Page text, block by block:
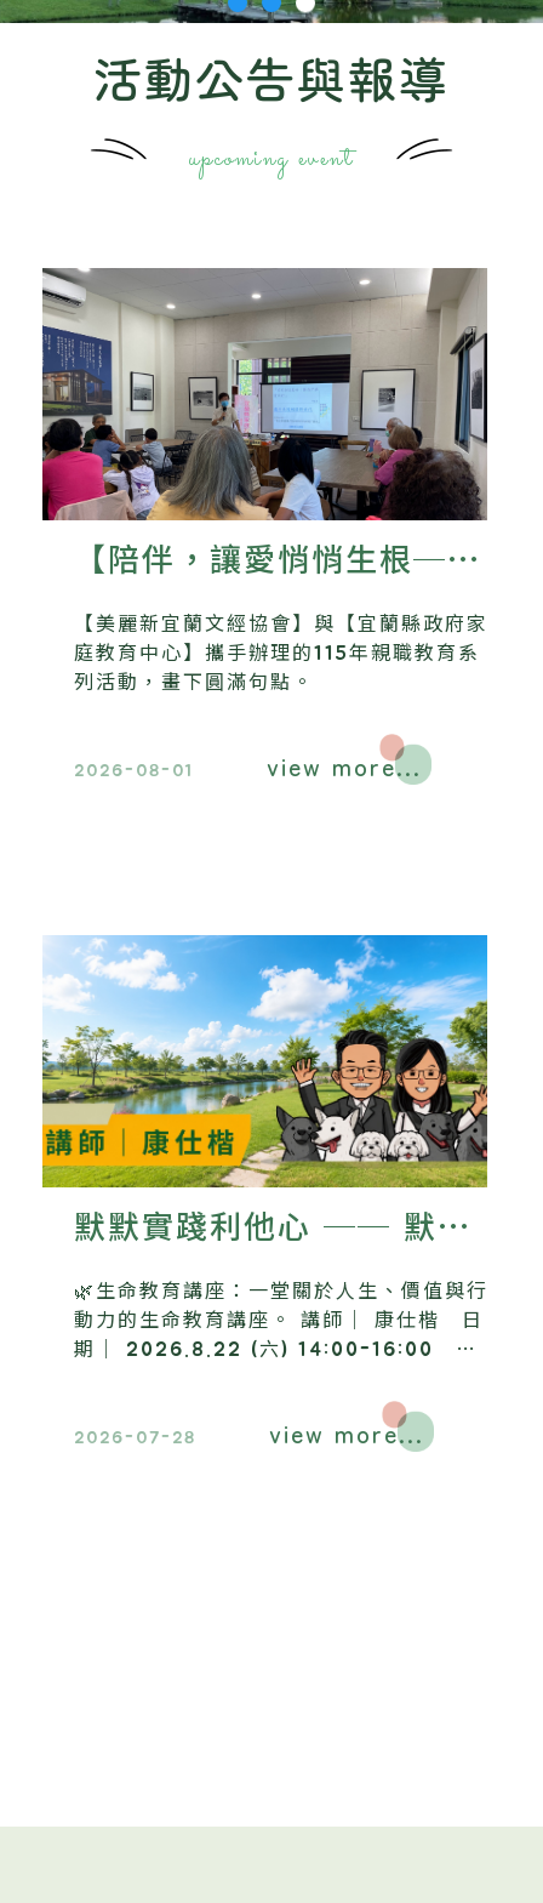
活動公告與報導
upcoming event
【陪伴，讓愛悄悄生根──
美麗新宜蘭文經協會115年
親職教育系列活動圓滿落
【美麗新宜蘭文經協會】與【宜蘭縣政府家
庭教育中心】攜手辦理的115年親職教育系
列活動，畫下圓滿句點。
2026-08-01 view more...
默默實踐利他心 ── 默默
書店與流浪動物的故事
🌿生命教育講座：一堂關於人生、價值與行
動力的生命教育講座。 講師｜ 康仕楷 日
期｜ 2026.8.22 (六) 14:00-16:00 地
2026-07-28 view more...